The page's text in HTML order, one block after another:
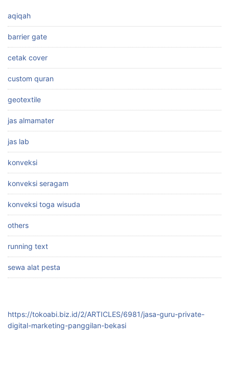
aqiqah
barrier gate
cetak cover
custom quran
geotextile
jas almamater
jas lab
konveksi
konveksi seragam
konveksi toga wisuda
others
running text
sewa alat pesta
https://tokoabi.biz.id/2/ARTICLES/6981/jasa-guru-private-
digital-marketing-panggilan-bekasi